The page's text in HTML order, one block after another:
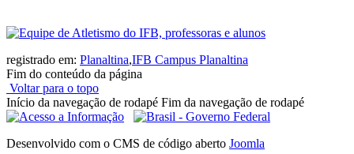
registrado em: Planaltina,IFB Campus Planaltina
Fim do conteúdo da página
Voltar para o topo
Início da navegação de rodapé Fim da navegação de rodapé
Desenvolvido com o CMS de código aberto Joomla